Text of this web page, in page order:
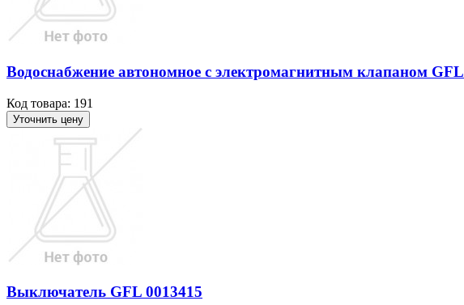
Водоснабжение автономное с электромагнитным клапаном GFL
Код товара: 191
Уточнить цену
Выключатель GFL 0013415